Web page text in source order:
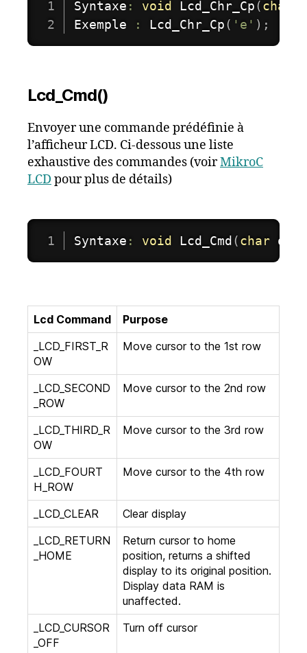
Syntaxe : void Lcd_Chr_Cp(char
Exemple
: Lcd_Chr_Cp( 'e' ) ;
Lcd_Cmd()
Envoyer une commande prédéfinie à
l’afficheur LCD. Ci-dessous une liste
exhaustive des commandes (voirMikroC
LCD pour plus de détails)
Syntaxe : void Lcd_Cmd (char
Lcd Command
Purpose
_LCD_FIRST_R
OW
Move cursor to the 1st row
_LCD_SECOND
_ROW
Move cursor to the 2nd row
_LCD_THIRD_R
OW
Move cursor to the 3rd row
_LCD_FOURT
H_ROW
Move cursor to the 4th row
_LCD_CLEAR
Clear display
_LCD_RETURN
_HOME
Return cursor to home
position, returns a shifted
display to its original position.
Display data RAM is
unaffected.
_LCD_CURSOR
_OFF
Turn off cursor